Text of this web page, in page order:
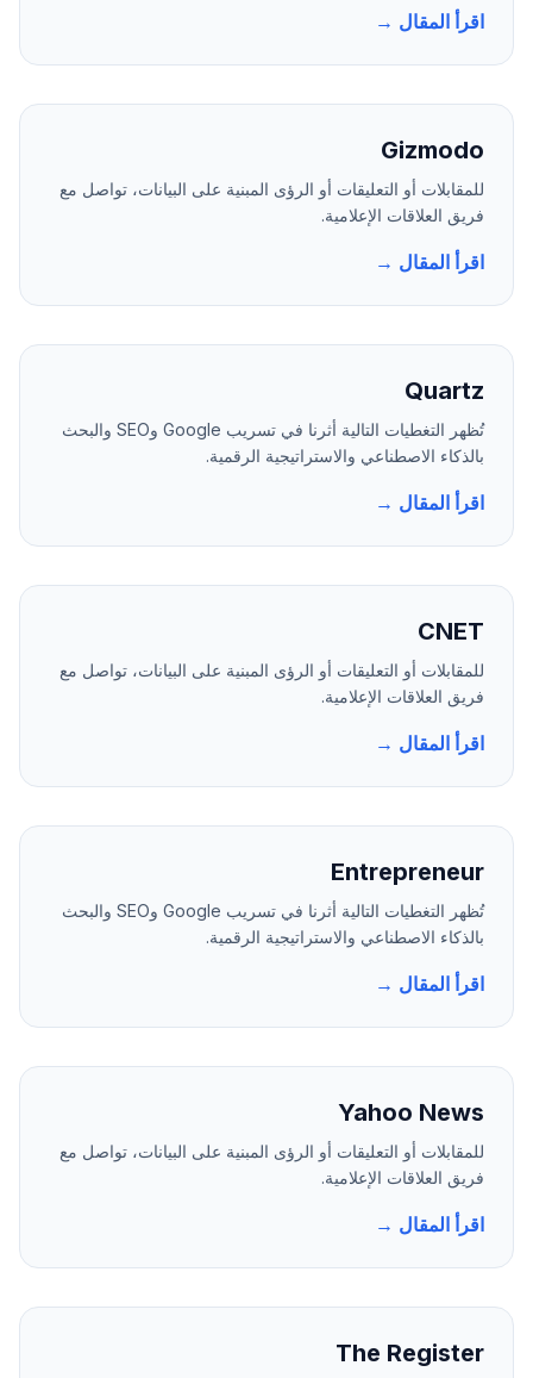
اقرأ المقال →
Gizmodo
للمقابلات أو التعليقات أو الرؤى المبنية على البيانات، تواصل مع
فريق العلاقات الإعلامية.
اقرأ المقال →
Quartz
تُظهر التغطيات التالية أثرنا في تسريب Google وSEO والبحث
بالذكاء الاصطناعي والاستراتيجية الرقمية.
اقرأ المقال →
CNET
للمقابلات أو التعليقات أو الرؤى المبنية على البيانات، تواصل مع
فريق العلاقات الإعلامية.
اقرأ المقال →
Entrepreneur
تُظهر التغطيات التالية أثرنا في تسريب Google وSEO والبحث
بالذكاء الاصطناعي والاستراتيجية الرقمية.
اقرأ المقال →
Yahoo News
للمقابلات أو التعليقات أو الرؤى المبنية على البيانات، تواصل مع
فريق العلاقات الإعلامية.
اقرأ المقال →
The Register